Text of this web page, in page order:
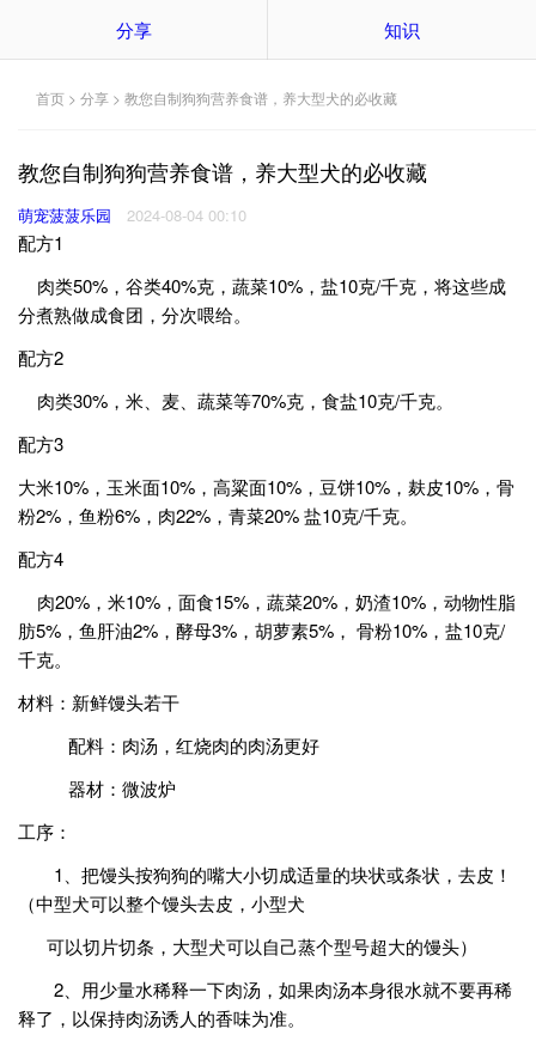
分享 知识
首页 > 分享 > 教您自制狗狗营养食谱，养大型犬的必收藏
教您自制狗狗营养食谱，养大型犬的必收藏
萌宠菠菠乐园 2024-08-04 00:10
配方1
肉类50%，谷类40%克，蔬菜10%，盐10克/千克，将这些成
分煮熟做成食团，分次喂给。
配方2
肉类30%，米、麦、蔬菜等70%克，食盐10克/千克。
配方3
大米10%，玉米面10%，高粱面10%，豆饼10%，麸皮10%，骨
粉2%，鱼粉6%，肉22%，青菜20% 盐10克/千克。
配方4
肉20%，米10%，面食15%，蔬菜20%，奶渣10%，动物性脂
肪5%，鱼肝油2%，酵母3%，胡萝素5%， 骨粉10%，盐10克/
千克。
材料：新鲜馒头若干
配料：肉汤，红烧肉的肉汤更好
器材：微波炉
工序：
1、把馒头按狗狗的嘴大小切成适量的块状或条状，去皮！
（中型犬可以整个馒头去皮，小型犬
可以切片切条，大型犬可以自己蒸个型号超大的馒头）
2、用少量水稀释一下肉汤，如果肉汤本身很水就不要再稀
释了，以保持肉汤诱人的香味为准。